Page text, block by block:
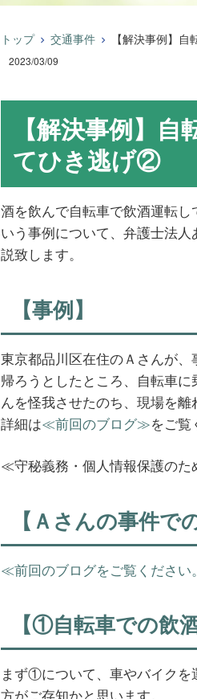
トップ 交通事件 【解決事例】
2023/03/09
【解決事例】
てひき逃げ②
酒を飲んで自転車で飲酒運転
いう事例について、弁護士法
説致します。
【事例】
東京都品川区在住のＡさんが
帰ろうとしたところ、自転車
んを怪我させたのち、現場を離
詳細は≪前回のブログ≫をご覧
≪守秘義務・個人情報保護の
【Ａさんの事件で
≪前回のブログをご覧くださ
【①自転車での飲
まず①について、車やバイクを
方がご存知かと思います。